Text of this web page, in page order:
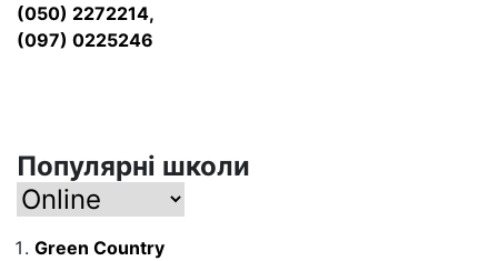
(050) 2272214,
(097) 0225246
Популярні школи
Green Country